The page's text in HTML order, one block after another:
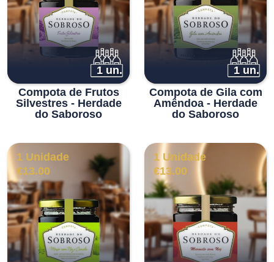
1 un.
Compota de Frutos
Silvestres - Herdade
do Saboroso
1 un.
Compota de Gila com
Amêndoa - Herdade
do Saboroso
1 Unidade
€13.00
1 Unidade
€13.00